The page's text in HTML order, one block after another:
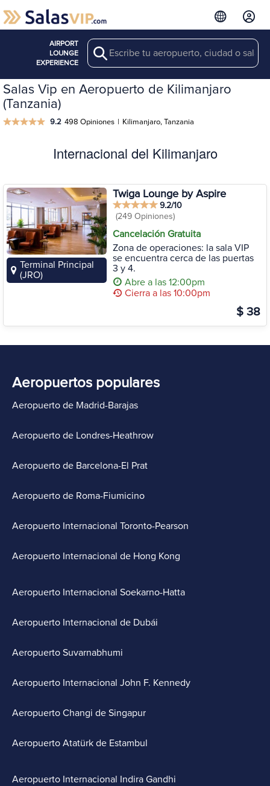
AIRPORT
LOUNGE
EXPERIENCE
Search
Salas Vip en Aeropuerto de Kilimanjaro
(Tanzania)
9.2 498 Opiniones | Kilimanjaro, Tanzania
Internacional del Kilimanjaro
Terminal Principal
(JRO)
Twiga Lounge by Aspire
9.2/10
(249 Opiniones)
Cancelación Gratuita
Zona de operaciones: la sala VIP
se encuentra cerca de las puertas
3 y 4.
Abre a las 12:00pm
Cierra a las 10:00pm
$ 38
Aeropuertos populares
Aeropuerto de Madrid-Barajas
Aeropuerto de Londres-Heathrow
Aeropuerto de Barcelona-El Prat
Aeropuerto de Roma-Fiumicino
Aeropuerto Internacional Toronto-Pearson
Aeropuerto Internacional de Hong Kong
Aeropuerto Internacional Soekarno-Hatta
Aeropuerto Internacional de Dubái
Aeropuerto Suvarnabhumi
Aeropuerto Internacional John F. Kennedy
Aeropuerto Changi de Singapur
Aeropuerto Atatürk de Estambul
Aeropuerto Internacional Indira Gandhi